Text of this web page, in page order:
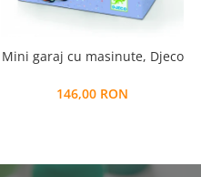
Mini garaj cu masinute, Djeco
146,00 RON